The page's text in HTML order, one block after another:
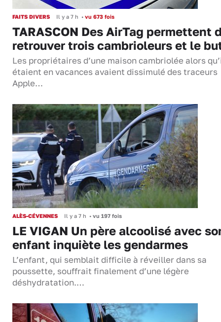
FAITS DIVERS Il y a 7 h • vu 673 fois
TARASCON Des AirTag permettent
retrouver trois cambrioleurs et le
Les propriétaires d’une maison cambriolée alors
étaient en vacances avaient dissimulé des traceurs
Apple…
ALÈS-CÉVENNES Il y a 7 h • vu 197 fois
LE VIGAN Un père alcoolisé avec
enfant inquiète les gendarmes
L’enfant, qui semblait difficile à réveiller dans sa
poussette, souffrait finalement d’une légère
déshydratation.…